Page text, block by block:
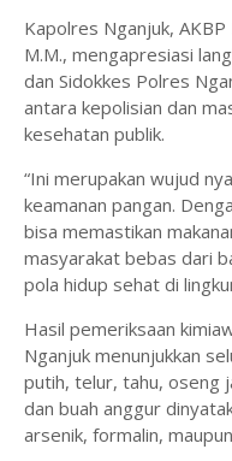
Kapolres Nganjuk,
M.M., mengapresiasi
dan Sidokkes Polres
antara kepolisian dan
kesehatan publik.
“Ini merupakan wujud
keamanan pangan.
bisa memastikan
masyarakat bebas dari
pola hidup sehat di
Hasil pemeriksaan
Nganjuk menunjukkan
putih, telur, tahu, oseng
dan buah anggur
arsenik, formalin,